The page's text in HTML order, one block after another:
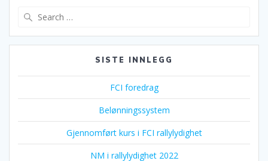
SISTE INNLEGG
FCI foredrag
Belønningssystem
Gjennomført kurs i FCI rallylydighet
NM i rallylydighet 2022